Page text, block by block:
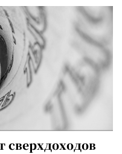
сверхдоходов